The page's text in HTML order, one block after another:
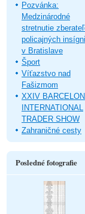
Pozvánka:
Medzinárodné
stretnutie
policajných
v Bratislave
Šport
Víťazstvo nad
Fašizmom
XXIV
INTERNATIONAL
TRADER SHOW
Zahraničné cesty
Posledné fotografie